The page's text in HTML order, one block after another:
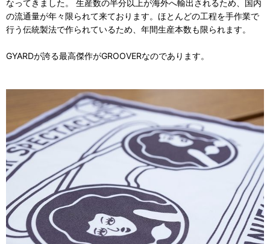
なってきました。 生産数の半分以上が海外へ輸出されるため、国内
の流通量が年々限られて来ております。ほとんどの工程を手作業で
行う伝統製法で作られているため、年間生産本数も限られます。
GYARDが誇る最高傑作がGROOVERなのであります。